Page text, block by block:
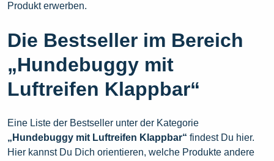
Produkt erwerben.
Die Bestseller im Bereich
„Hundebuggy mit
Luftreifen Klappbar“
Eine Liste der Bestseller unter der Kategorie
„Hundebuggy mit Luftreifen Klappbar“ findest Du hier.
Hier kannst Du Dich orientieren, welche Produkte andere